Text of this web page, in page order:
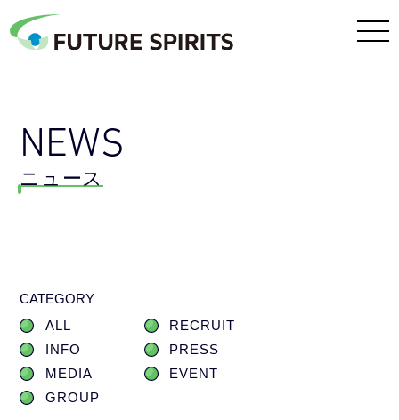
NEWS
ニュース
CATEGORY
ALL
RECRUIT
INFO
PRESS
MEDIA
EVENT
GROUP